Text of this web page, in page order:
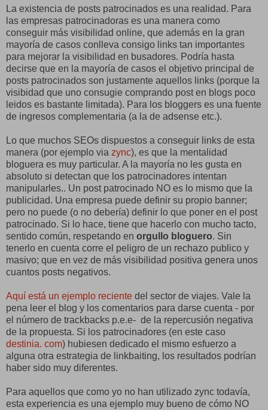
La existencia de posts patrocinados es una realidad. Para
las empresas patrocinadoras es una manera como
conseguir más visibilidad online, que además en la gran
mayoría de casos conlleva consigo links tan importantes
para mejorar la visibilidad en busadores. Podría hasta
decirse que en la mayoría de casos el objetivo principal de
posts patrocinados son justamente aquellos links (porque la
visibidad que uno consugie comprando post en blogs poco
leidos es bastante limitada). Para los bloggers es una fuente
de ingresos complementaria (a la de adsense etc.).
Lo que muchos SEOs dispuestos a conseguir links de esta
manera (por ejemplo via zync), es que la mentalidad
bloguera es muy particular. A la mayoría no les gusta en
absoluto si detectan que los patrocinadores intentan
manipularles.. Un post patrocinado NO es lo mismo que la
publicidad. Una empresa puede definir su propio banner;
pero no puede (o no debería) definir lo que poner en el post
patrocinado. Si lo hace, tiene que hacerlo con mucho tacto,
sentido común, respetando en orgullo bloguero. Sin
tenerlo en cuenta corre el peligro de un rechazo publico y
masivo; que en vez de más visibilidad positiva genera unos
cuantos posts negativos.
Aquí está un ejemplo reciente del sector de viajes. Vale la
pena leer el blog y los comentarios para darse cuenta - por
el número de trackbacks p.e.e- de la repercusión negativa
de la propuesta. Si los patrocinadores (en este caso
destinia. com) hubiesen dedicado el mismo esfuerzo a
alguna otra estrategia de linkbaiting, los resultados podrían
haber sido muy diferentes.
Para aquellos que como yo no han utilizado zync todavía,
esta experiencia es una ejemplo muy bueno de cómo NO